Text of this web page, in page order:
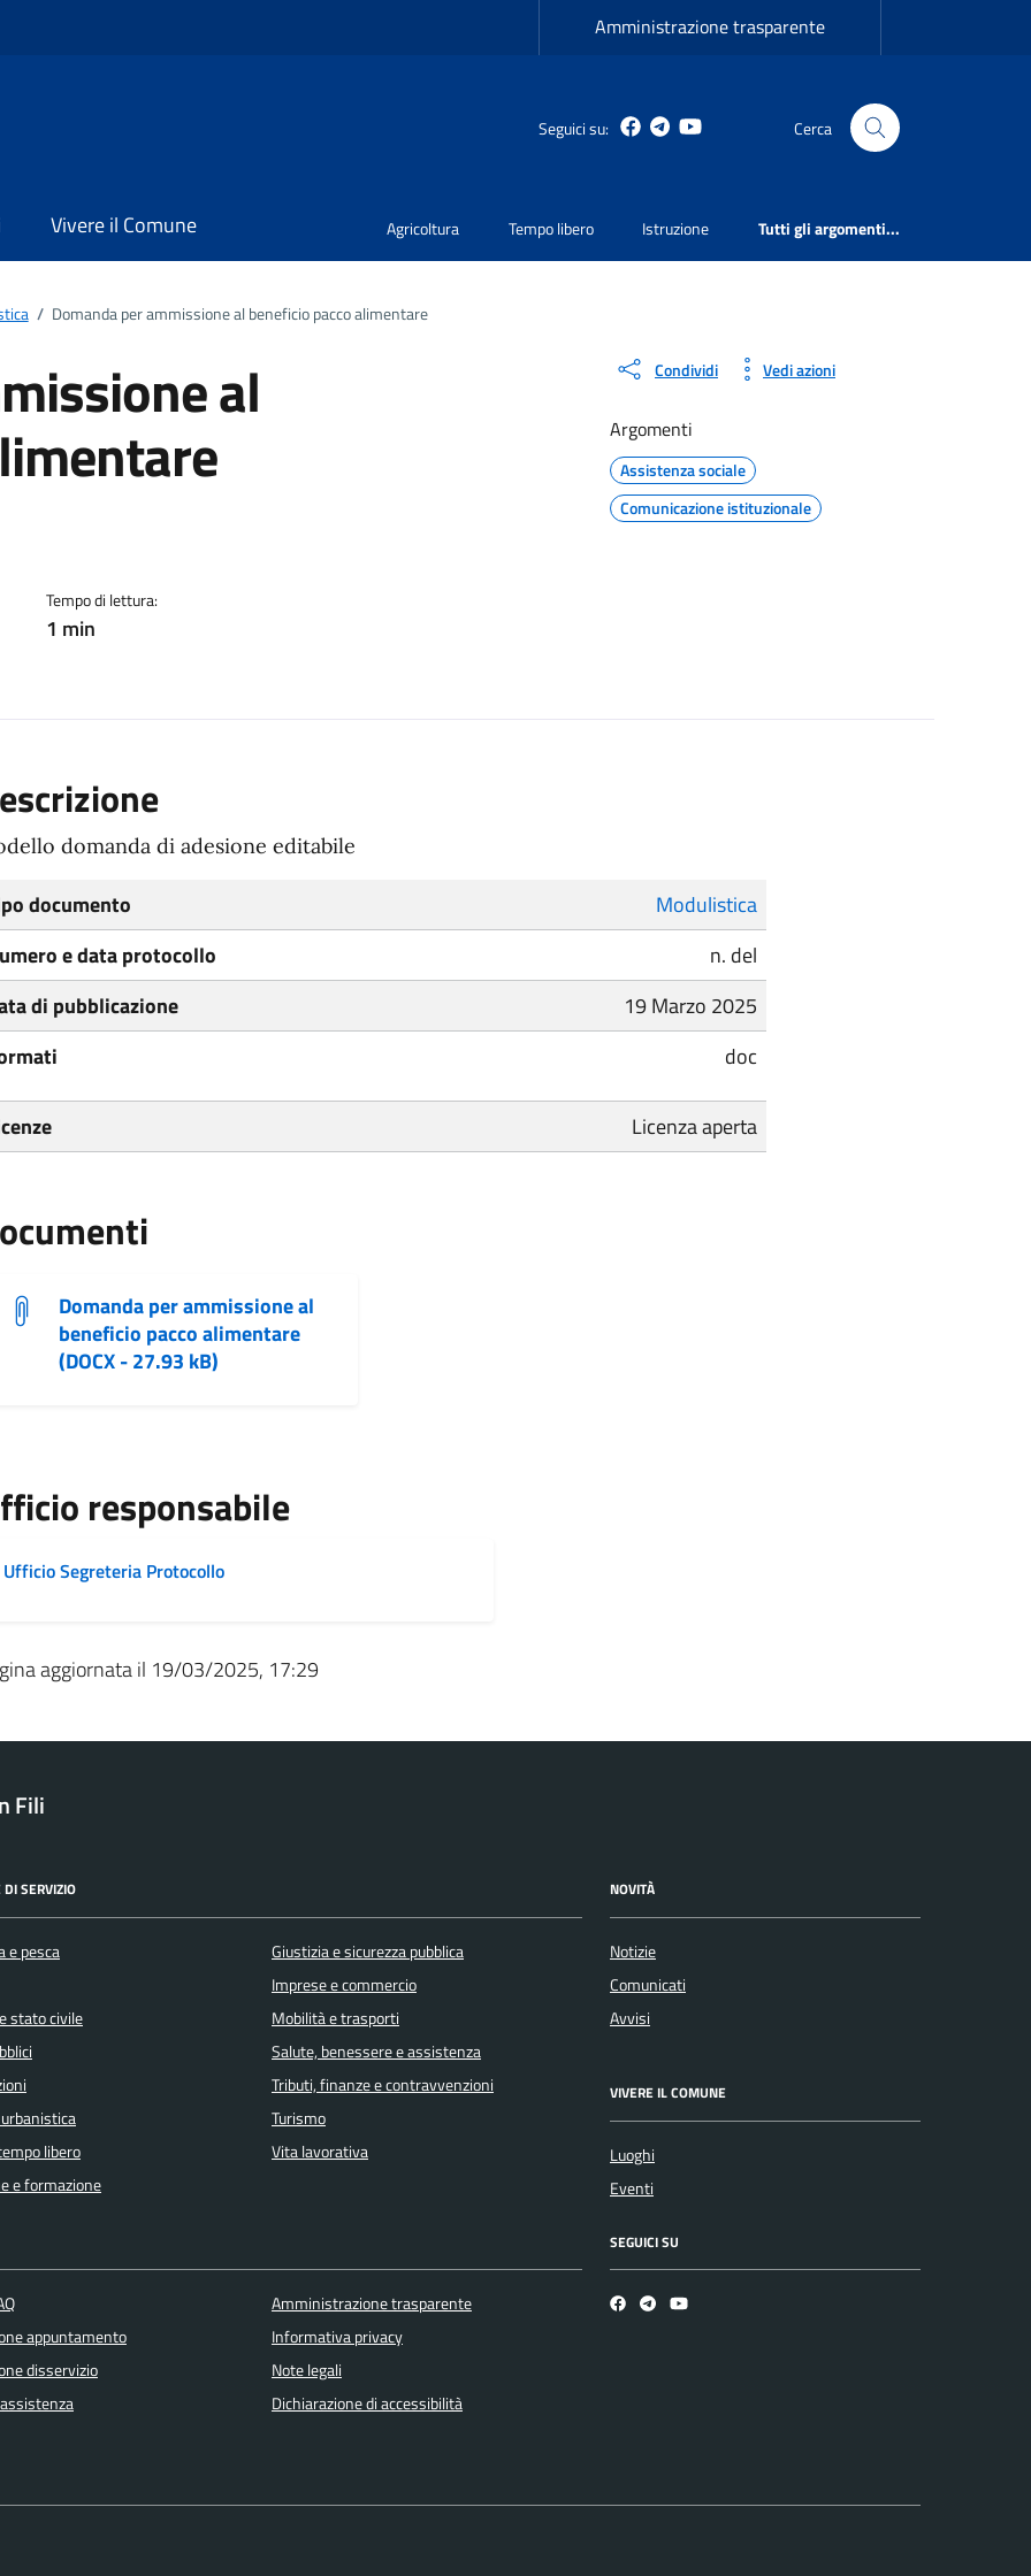
Amministrazione trasparente
Seguici su: Facebook
TelegramYoutube Cerca
Vivere il Comune Agricoltura Tempo libero Istruzione Tutti gli argomenti...
/ Domanda per ammissione al beneficio pacco alimentare
al
Tempo di lettura:
1 min
Condividi Vedi azioni
Argomenti
Assistenza sociale
Comunicazione istituzionale
domanda di adesione editabile
documento
Modulistica
e data protocollo
n. del
di pubblicazione
19 Marzo 2025
doc
Licenza aperta
Domanda per ammissione al
beneficio pacco alimentare
(DOCX - 27.93 kB)
responsabile
Ufficio Segreteria Protocollo
aggiornata il 19/03/2025, 17:29
Fili
DI SERVIZIO
e pesca
stato civile
libero
e formazione
Giustizia e sicurezza pubblica
Imprese e commercio
Mobilità e trasporti
Salute, benessere e assistenza
Tributi, finanze e contravvenzioni
Turismo
Vita lavorativa
NOVITÀ
Notizie
Comunicati
Avvisi
VIVERE IL COMUNE
Luoghi
Eventi
appuntamento
disservizio
Amministrazione trasparente
Informativa privacy
Note legali
Dichiarazione di accessibilità
SEGUICI SU
Facebook
TelegramYoutube